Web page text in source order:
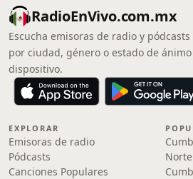
RadioEnVivo.com.mx
Escucha emisoras de radio y
por ciudad, género o estado de
dispositivo.
EXPLORAR
Emisoras de radio
Pódcasts
Canciones Populares